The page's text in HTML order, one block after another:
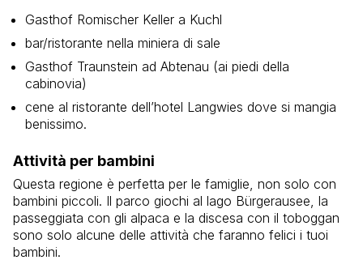
Gasthof Romischer Keller a Kuchl
bar/ristorante nella miniera di sale
Gasthof Traunstein ad Abtenau (ai piedi della
cabinovia)
cene al ristorante dell’hotel Langwies dove si mangia
benissimo.
Attività per bambini
Questa regione è perfetta per le famiglie, non solo con
bambini piccoli. Il parco giochi al lago Bürgerausee, la
passeggiata con gli alpaca e la discesa con il toboggan
sono solo alcune delle attività che faranno felici i tuoi
bambini.